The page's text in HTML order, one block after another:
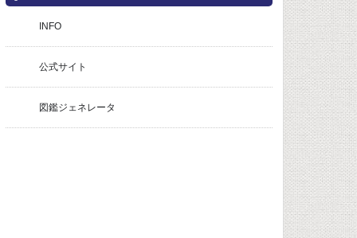
INFO
公式サイト
図鑑ジェネレータ